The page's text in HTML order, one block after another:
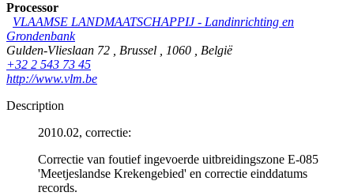
Processor
VLAAMSE LANDMAATSCHAPPIJ - Landinrichting en
Grondenbank
Gulden-Vlieslaan 72
Brussel 1060
België
+32 2 543 73 45
http://www.vlm.be
Description
2010.02, correctie:
Correctie van foutief ingevoerde uitbreidingszone E-085
'Meetjeslandse Krekengebied' en correctie einddatums
records.